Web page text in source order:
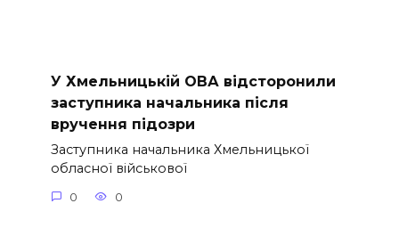
У Хмельницькій ОВА відсторонили
заступника начальника після
вручення підозри
Заступника начальника Хмельницької
обласної військової
0 0